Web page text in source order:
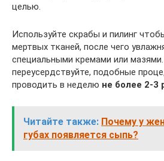
целью.
Используйте скрабы и пилинг
мертвых тканей, после чего
специальными кремами или
переусердствуйте, подобные
проводить в неделю не более 2-3
Читайте также: Почему у
губах появляется сыпь?